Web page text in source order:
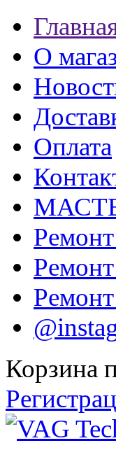
О
Оплата
Корзина